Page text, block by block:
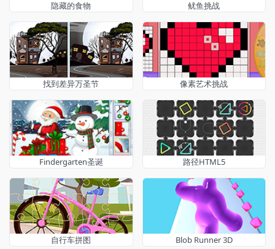
隐藏的食物 鱿鱼挑战
找到差异万圣节 像素艺术挑战
Findergarten圣诞 路径HTML5
自行车拼图 Blob Runner 3D